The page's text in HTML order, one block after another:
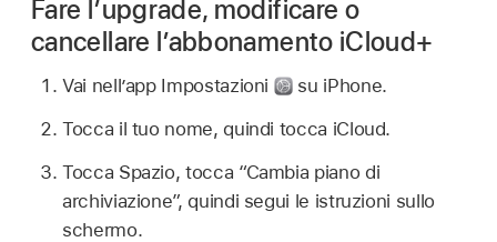
Fare l’upgrade, modificare o
cancellare l’abbonamento iCloud+
Vai nell’app Impostazioni
su iPhone.
Tocca il tuo nome, quindi tocca iCloud.
Tocca Spazio, tocca “Cambia piano di
archiviazione”, quindi segui le istruzioni sullo
schermo.